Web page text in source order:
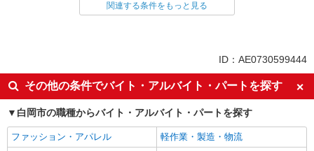
同じ雇用形態から白岡駅の求人を探す
入社日応相談
未経験歓迎
経験者・有資格者歓迎
新卒・第二新卒歓迎
女性活躍中
主婦・主夫歓迎
フリーター歓迎
学歴不問
関連する条件をもっと見る
ID：AE0730599444
その他の条件でバイト・アルバイト・パートを探す
白岡市の職種からバイト・アルバイト・パートを探す
ファッション・アパレル
軽作業・製造・物流